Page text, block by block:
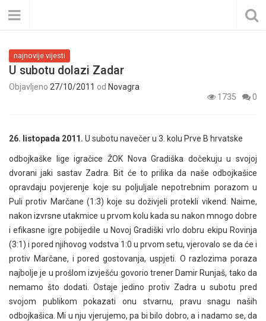
najnovije vijesti
U subotu dolazi Zadar
Objavljeno 27/10/2011 od Novagra
1735
0
26. listopada 2011. U subotu navečer u 3. kolu Prve B hrvatske
odbojkaške lige igračice ŽOK Nova Gradiška dočekuju u svojoj
dvorani jaki sastav Zadra. Bit će to prilika da naše odbojkašice
opravdaju povjerenje koje su poljuljale nepotrebnim porazom u
Puli protiv Marčane (1:3) koje su doživjeli protekli vikend. Naime,
nakon izvrsne utakmice u prvom kolu kada su nakon mnogo dobre
i efikasne igre pobijedile u Novoj Gradiški vrlo dobru ekipu Rovinja
(3:1) i pored njihovog vodstva 1:0 u prvom setu, vjerovalo se da će i
protiv Marčane, i pored gostovanja, uspjeti. O razlozima poraza
najbolje je u prošlom izvješću govorio trener Damir Runjaš, tako da
nemamo što dodati. Ostaje jedino protiv Zadra u subotu pred
svojom publikom pokazati onu stvarnu, pravu snagu naših
odbojkašica. Mi u nju vjerujemo, pa bi bilo dobro, a i nadamo se, da